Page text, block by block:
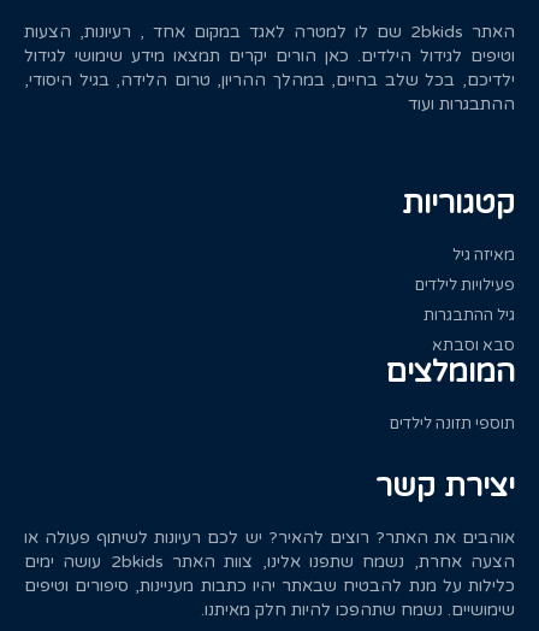
האתר 2bkids שם לו למטרה לאגד במקום אחד , רעיונות, הצעות
וטיפים לגידול הילדים. כאן הורים יקרים תמצאו מידע שימושי לגידול
ילדיכם, בכל שלב בחיים, במהלך ההריון, טרום הלידה, בגיל היסודי,
ההתבגרות ועוד
קטגוריות
מאיזה גיל
פעילויות לילדים
גיל ההתבגרות
סבא וסבתא
המומלצים
תוספי תזונה לילדים
יצירת קשר
אוהבים את האתר? רוצים להאיר? יש לכם רעיונות לשיתוף פעולה או
הצעה אחרת, נשמח שתפנו אלינו, צוות האתר 2bkids עושה ימים
כלילות על מנת להבטיח שבאתר יהיו כתבות מעניינות, סיפורים וטיפים
שימושיים. נשמח שתהפכו להיות חלק מאיתנו.